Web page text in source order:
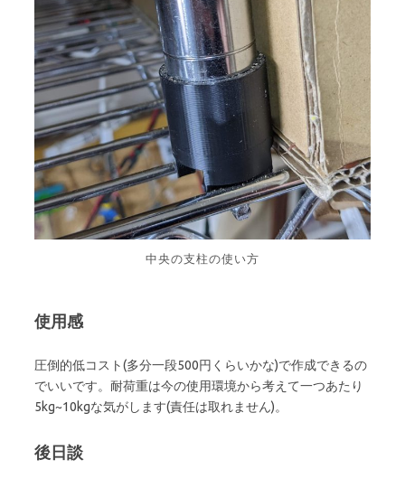
中央の支柱の使い方
使用感
圧倒的低コスト(多分一段500円くらいかな)で作成できるの
でいいです。耐荷重は今の使用環境から考えて一つあたり
5kg~10kgな気がします(責任は取れません)。
後日談